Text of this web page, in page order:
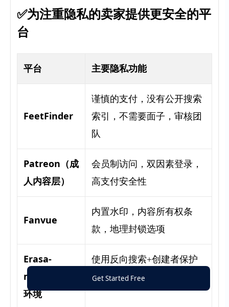
✅为注重隐私的卖家提供更安全的平
台
平台 主要隐私功能
FeetFinder
谨慎的支付，没有公开搜索
索引，不需要面子，审核团
队
Patreon（成
人内容层）
会员制访问，双因素登录，
高支付安全性
Fanvue
内置水印，内容所有权条
款，地理封锁选项
Erasa-
monitored
环境
使用反向搜索+创建者保护
api的平台
Get Started Free